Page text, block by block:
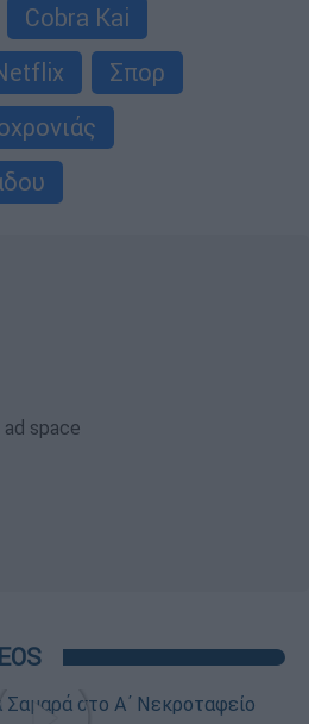
Cobra Kai
Σπορ